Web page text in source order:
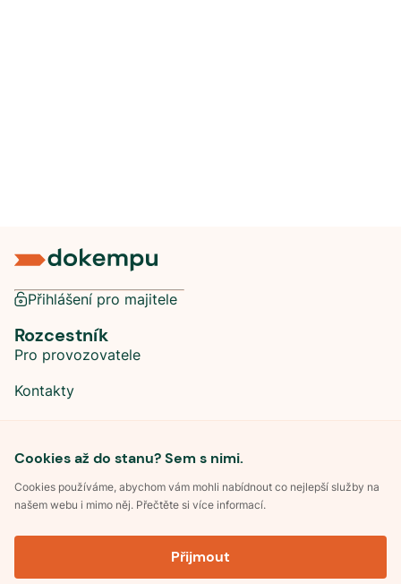
Cookies až do stanu? Sem s nimi.
Cookies používáme, abychom vám mohli nabídnout co nejlepší služby na
našem webu i mimo něj. Přečtěte si více informací.
Přijmout
Přihlášení pro majitele
Rozcestník
Pro provozovatele
Kontakty
Sociální sítě